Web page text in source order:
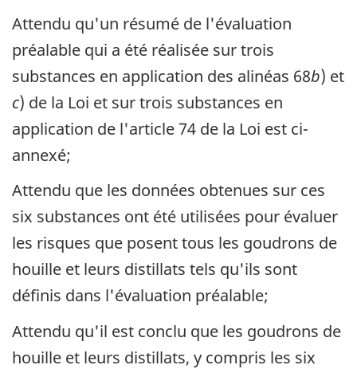
Attendu qu'un résumé de l'évaluation
préalable qui a été réalisée sur trois
substances en application des alinéas 68b) et
c) de la Loi et sur trois substances en
application de l'article 74 de la Loi est ci-
annexé;
Attendu que les données obtenues sur ces
six substances ont été utilisées pour évaluer
les risques que posent tous les goudrons de
houille et leurs distillats tels qu'ils sont
définis dans l'évaluation préalable;
Attendu qu'il est conclu que les goudrons de
houille et leurs distillats, y compris les six